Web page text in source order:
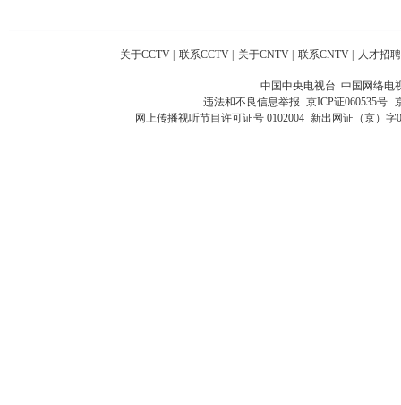
关于CCTV 联系CCTV 关于CNTV 联系CNTV 人才招聘
中国中央电视台 中国网络电
违法和不良信息举报 京ICP证060535号
网上传播视听节目许可证号 0102004 新出网证（京）